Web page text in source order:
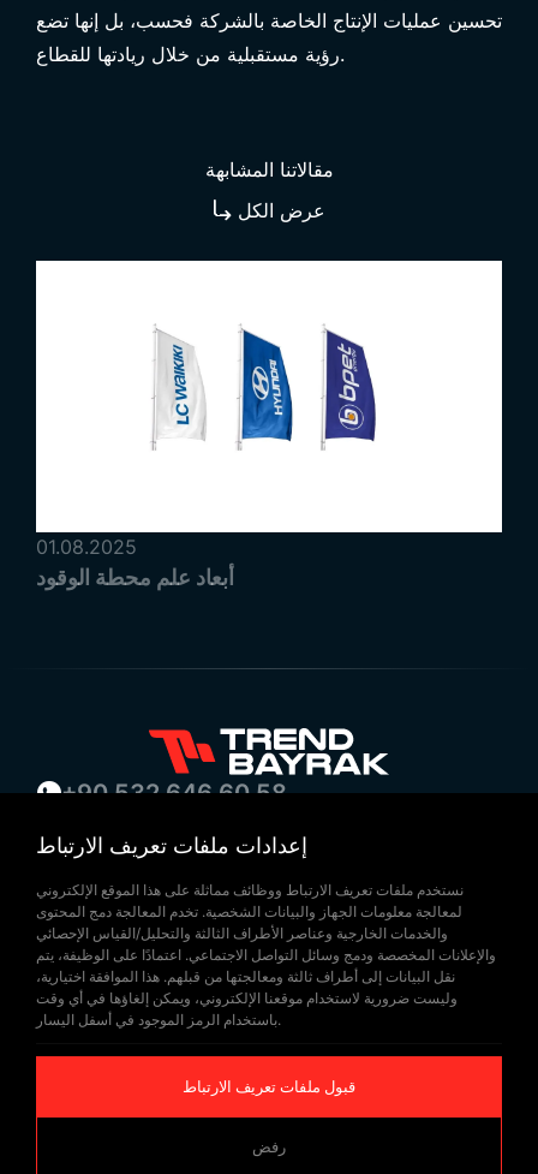
تحسين عمليات الإنتاج الخاصة بالشركة فحسب، بل إنها تضع
رؤية مستقبلية من خلال ريادتها للقطاع.
مقالاتنا المشابهة
عرض الكل
01.08.2025
أبعاد علم محطة الوقود
+90 532 646 60 58
(212) 475 28 00
+90 532 577 60 57
bilgi@trendbayrak.com
Uğur Mumcu Mah. Eski Edirne Asfaltı
Cad. No : 554-556 İç Kapı NO: 1
SULTANGAZİ /İSTANBUL
إعدادات ملفات تعريف الارتباط
نستخدم ملفات تعريف الارتباط ووظائف مماثلة على هذا الموقع الإلكتروني
لمعالجة معلومات الجهاز والبيانات الشخصية. تخدم المعالجة دمج المحتوى
والخدمات الخارجية وعناصر الأطراف الثالثة والتحليل/القياس الإحصائي
والإعلانات المخصصة ودمج وسائل التواصل الاجتماعي. اعتمادًا على الوظيفة، يتم
نقل البيانات إلى أطراف ثالثة ومعالجتها من قبلهم. هذا الموافقة اختيارية،
وليست ضرورية لاستخدام موقعنا الإلكتروني، ويمكن إلغاؤها في أي وقت
باستخدام الرمز الموجود في أسفل اليسار.
قبول ملفات تعريف الارتباط
رفض